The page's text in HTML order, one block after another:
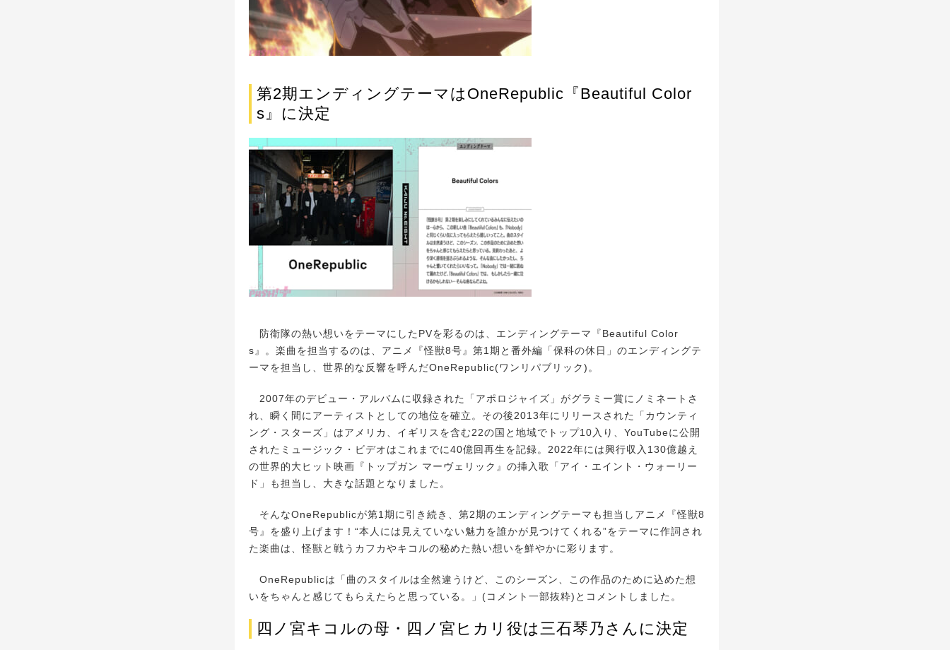
第2期エンディングテーマはOneRepublic『Beautiful Color
s』に決定
防衛隊の熱い想いをテーマにしたPVを彩るのは、エンディングテーマ『Beautiful Color
s』。楽曲を担当するのは、アニメ『怪獣8号』第1期と番外編「保科の休日」のエンディングテ
ーマを担当し、世界的な反響を呼んだOneRepublic(ワンリパブリック)。
2007年のデビュー・アルバムに収録された「アポロジャイズ」がグラミー賞にノミネートさ
れ、瞬く間にアーティストとしての地位を確立。その後2013年にリリースされた「カウンティ
ング・スターズ」はアメリカ、イギリスを含む22の国と地域でトップ10入り、YouTubeに公開
されたミュージック・ビデオはこれまでに40億回再生を記録。2022年には興行収入130億越え
の世界的大ヒット映画『トップガン マーヴェリック』の挿入歌「アイ・エイント・ウォーリー
ド」も担当し、大きな話題となりました。
そんなOneRepublicが第1期に引き続き、第2期のエンディングテーマも担当しアニメ『怪獣8
号』を盛り上げます！“本人には見えていない魅力を誰かが見つけてくれる”をテーマに作詞され
た楽曲は、怪獣と戦うカフカやキコルの秘めた熱い想いを鮮やかに彩ります。
OneRepublicは「曲のスタイルは全然違うけど、このシーズン、この作品のために込めた想
いをちゃんと感じてもらえたらと思っている。」(コメント一部抜粋)とコメントしました。
四ノ宮キコルの母・四ノ宮ヒカリ役は三石琴乃さんに決定